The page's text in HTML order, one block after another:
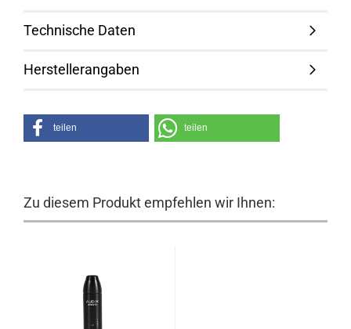
Technische Daten
Herstellerangaben
teilen teilen
Zu diesem Produkt empfehlen wir Ihnen: